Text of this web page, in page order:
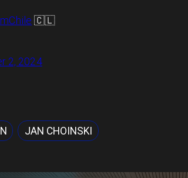
🇨🇱
2, 2024
JAN CHOINSKI